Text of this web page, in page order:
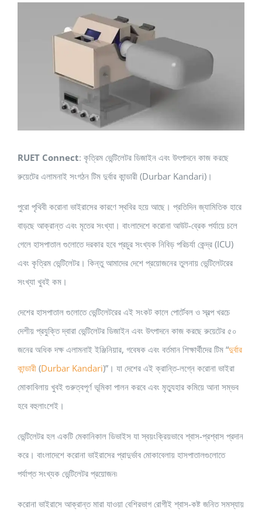
RUET Connect: কৃত্রিম ভেন্টিলেটর ডিজাইন এবং উৎপাদনে কাজ করছে
রুয়েটের এলামনাই সংগঠন টিম দুর্বার কান্ডারী (Durbar Kandari)।
পুরো পৃথিবী করোনা ভাইরাসের কারণে স্থবির হয়ে আছে। প্রতিদিন জ্যামিতিক হারে
বাড়ছে আক্রান্ত এবং মৃতের সংখ্যা। বাংলাদেশে করোনা আউট-ব্রেক পর্যায়ে চলে
গেলে হাসপাতাল গুলোতে দরকার হবে প্রচুর সংখ্যক নিবিড় পরিচর্যা কেন্দ্র (ICU)
এবং কৃত্রিম ভেন্টিলেটর। কিন্তু আমাদের দেশে প্রয়োজনের তুলনায় ভেন্টিলেটরের
সংখ্যা খুবই কম।
দেশের হাসপাতাল গুলোতে ভেন্টিলেটরের এই সংকট কালে পোর্টেবল ও স্বল্প খরচে
দেশীয় প্রযুক্তি দ্বারা ভেন্টিলেটর ডিজাইন এবং উৎপাদনে কাজ করছে রুয়েটের ৫০
জনের অধিক দক্ষ এলামনাই ইঞ্জিনিয়ার, গবেষক এবং বর্তমান শিক্ষার্থীদের টিম “দুর্বার
কান্ডারী (Durbar Kandari)”। যা দেশের এই ক্রান্তি-লগ্নে করোনা ভাইরা
মোকাবিলায় খুবই গুরুত্বপূর্ণ ভূমিকা পালন করবে এবং মৃত্যুহার কমিয়ে আনা সম্ভব
হবে বহুলাংশেই।
ভেন্টিলেটর হল একটি মেকানিকাল ডিভাইস যা স্বয়ংক্রিয়ভাবে শ্বাস-প্রশ্বাস প্রদান
করে। বাংলাদেশে করোনা ভাইরাসের প্রাদুর্ভাব মোকাবেলায় হাসপাতালগুলোতে
পর্যাপ্ত সংখ্যক ভেন্টিলেটর প্রয়োজন৷
করোনা ভাইরাসে আক্রান্ত মারা যাওয়া বেশিরভাগ রোগীই শ্বাস-কষ্ট জনিত সমস্যায়